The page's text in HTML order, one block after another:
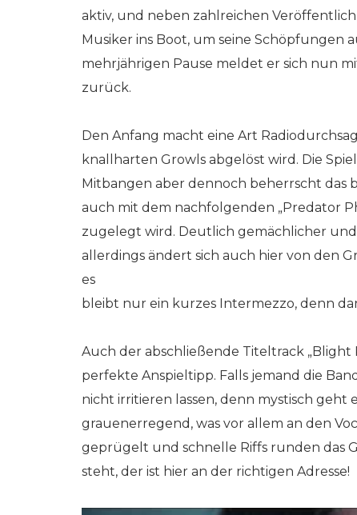
aktiv, und neben zahlreichen
Musiker ins Boot, um seine Schöpfungen
mehrjährigen Pause meldet er sich nun
zurück.
Den Anfang macht eine Art
knallharten Growls abgelöst wird. Die
Mitbangen aber dennoch beherrscht das
auch mit dem nachfolgenden „Predator
zugelegt wird. Deutlich gemächlicher und
allerdings ändert sich auch hier von den
es
bleibt nur ein kurzes Intermezzo, denn
Auch der abschließende Titeltrack
perfekte Anspieltipp. Falls jemand die
nicht irritieren lassen, denn mystisch geht
grauenerregend, was vor allem an den
geprügelt und schnelle Riffs runden das
steht, der ist hier an der richtigen Adresse!